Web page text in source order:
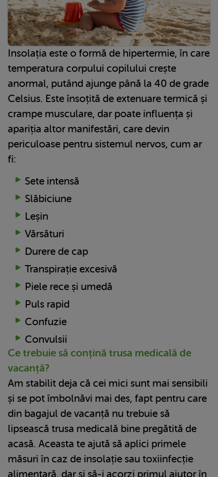
Insolația este o formă de hipertermie, în care
temperatura corpului copilului crește
anormal, putând ajunge până la 40 de grade
Celsius. Este însoțită de extenuare termică și
crampe musculare, dar poate influența și
apariția altor manifestări, care devin
periculoase pentru sistemul nervos, cum ar
fi:
Sete intensă
Slăbiciune
Leșin
Vărsături
Durere de cap
Transpirație excesivă
Piele rece și umedă
Puls rapid
Confuzie
Convulsii
Ce trebuie să conțină trusa medicală de
vacanță?
Am stabilit deja că cei mici sunt mai sensibili
și se pot îmbolnăvi mai des, fapt pentru care
din bagajul de vacanță nu trebuie să
lipsească trusa medicală bine pregătită de
acasă. Aceasta te ajută să aplici primele
măsuri în caz de insolație sau toxiinfecție
alimentară, dar și să-i acorzi primul ajutor în